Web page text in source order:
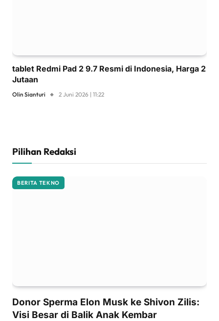
tablet Redmi Pad 2 9.7 Resmi di Indonesia, Harga 2
Jutaan
Olin Sianturi 2 Juni 2026 | 11:22
Pilihan Redaksi
BERITA TEKNO
Donor Sperma Elon Musk ke Shivon Zilis:
Visi Besar di Balik Anak Kembar